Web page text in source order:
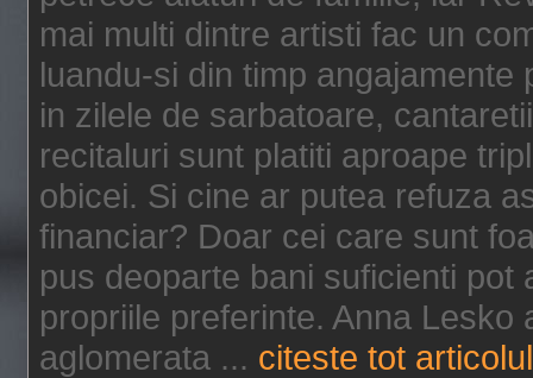
mai multi dintre artisti fac un
luandu-si din timp
in zilele de sarbatoare,
recitaluri sunt platiti aproape
obicei. Si cine ar putea refuza
financiar? Doar cei care sunt
pus deoparte bani suficienti
propriile preferinte. Anna
aglomerata ... citeste tot articolul